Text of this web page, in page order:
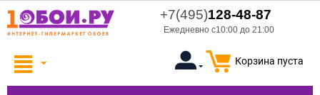
+7(495)128-48-87
Ежедневно с10:00 до 21:00
Корзина пуста